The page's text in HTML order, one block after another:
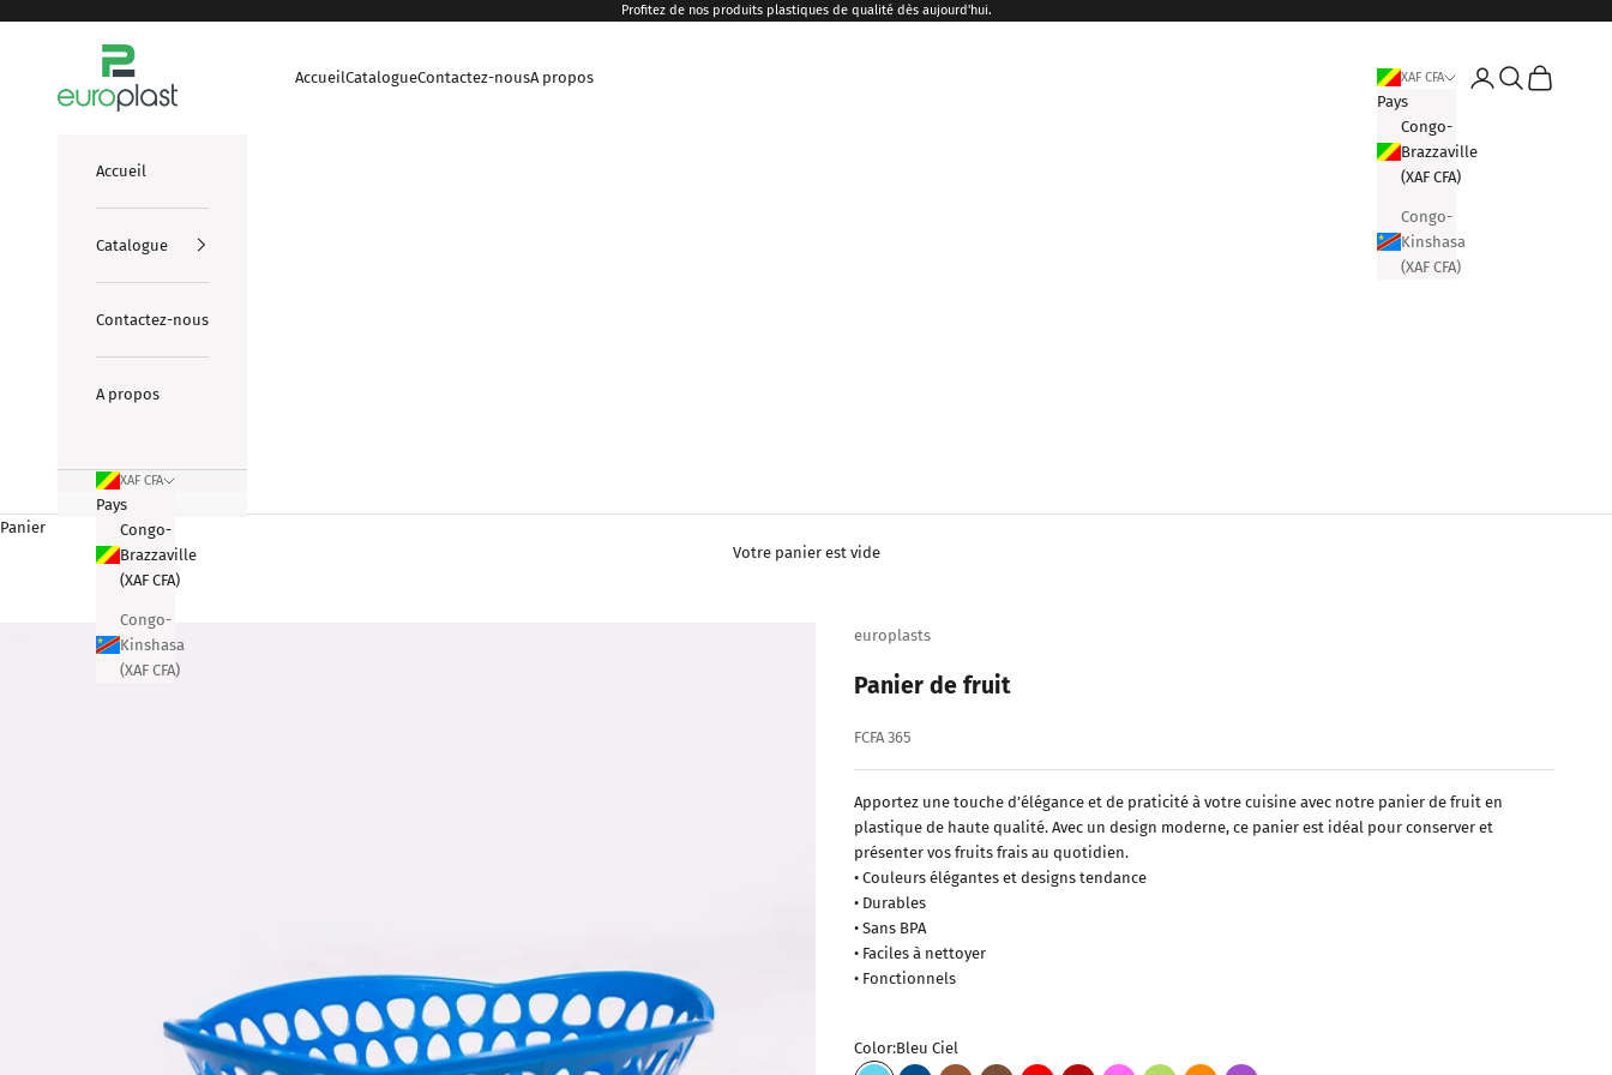
Profitez de nos produits plastiques de qualité dès aujourd'hui.
europlasts
AccueilCatalogueContactez-nousA propos XAF CFA
Pays
Congo-
Brazzaville
(XAF CFA)
Congo-
Kinshasa
(XAF CFA)
Connexion
Recherche
Panier
Accueil
Catalogue
Contactez-nous
A propos
XAF CFA
Pays
Congo-
Brazzaville
(XAF CFA)
Congo-
Kinshasa
(XAF CFA)
Panier
Votre panier est vide
europlasts
Panier de fruit
Prix de vente
FCFA 365
Apportez une touche d’élégance et de praticité à votre cuisine avec notre panier de fruit en
plastique de haute qualité. Avec un design moderne, ce panier est idéal pour conserver et
présenter vos fruits frais au quotidien.
• Couleurs élégantes et designs tendance
• Durables
• Sans BPA
• Faciles à nettoyer
• Fonctionnels
Color:Bleu Ciel